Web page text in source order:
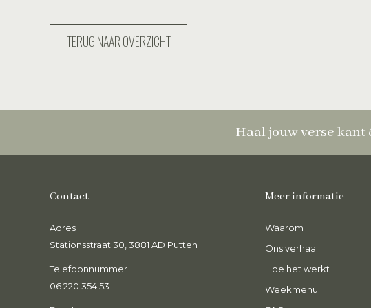
TERUG NAAR OVERZICHT
Haal jouw verse
Contact
Adres
Stationsstraat 30, 3881 AD Putten
Telefoonnummer
06 220 354 53
Meer informatie
Waarom
Ons verhaal
Hoe het werkt
Weekmenu
groente en zo goed van smaak! Heel blij
werkdag, heerlijk!
Ontzettend
een gezonde
koken.
Sabine Meiling